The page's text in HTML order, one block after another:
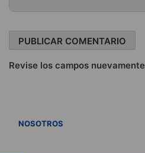
Revise los campos nuevamente
NOSOTROS